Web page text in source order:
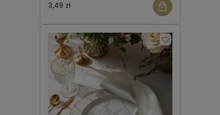
3,49 zł